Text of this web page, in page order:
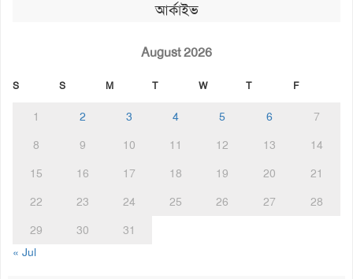
আর্কাইভ
August 2026
S S M T W T F
1 2 3 4 5 6
7
8
9 10 11 12 13
14
15
16 17 18 19 20
21
22
23 24 25 26 27
28
29
30
31
« Jul